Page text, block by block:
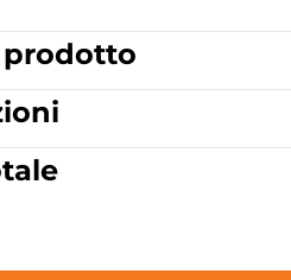
prodotto
Incasso 2 Vie Collezione Braies